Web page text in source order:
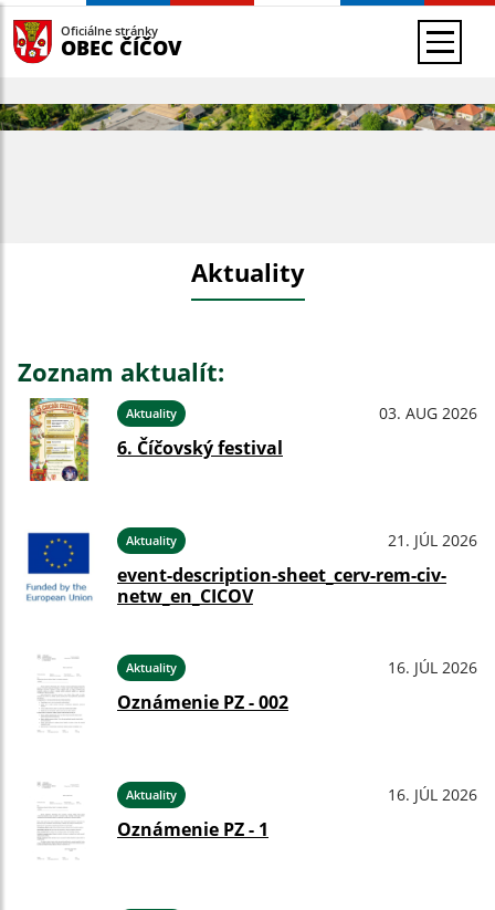
Oficiálne stránky
OBEC ČÍČOV
Aktuality
Zoznam aktualít:
Aktuality 03. AUG 2026
6. Číčovský festival
Aktuality 21. JÚL 2026
event-description-sheet_cerv-rem-civ-
netw_en_CICOV
Aktuality 16. JÚL 2026
Oznámenie PZ - 002
Aktuality 16. JÚL 2026
Oznámenie PZ - 1